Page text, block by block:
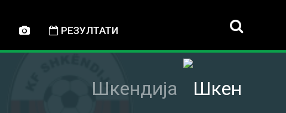
РЕЗУЛТАТИ
Шкендија